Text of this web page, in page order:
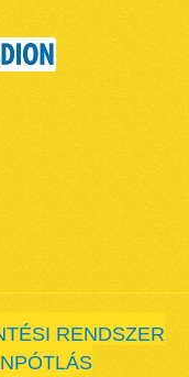
RENDSZER